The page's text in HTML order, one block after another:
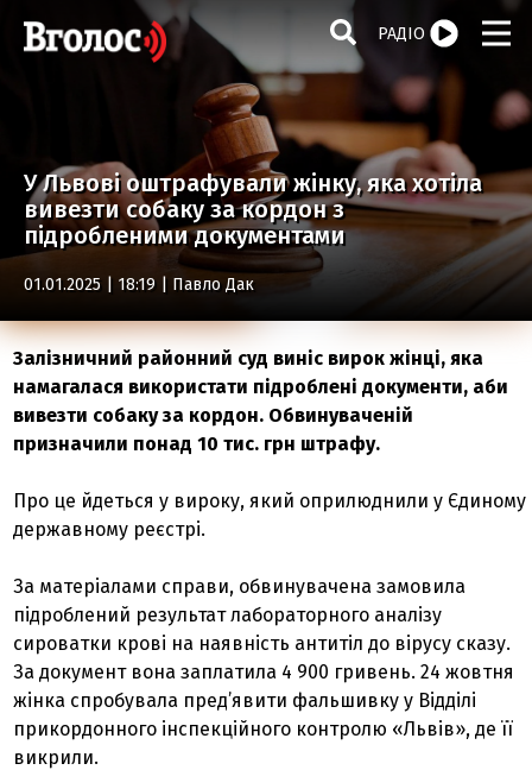
РАДІО
У Львові оштрафували жінку, яка хотіла
вивезти собаку за кордон з
підробленими документами
01.01.2025 | 18:19 | Павло Дак
Залізничний районний суд виніс вирок жінці, яка
намагалася використати підроблені документи, аби
вивезти собаку за кордон. Обвинуваченій
призначили понад 10 тис. грн штрафу.
Про це йдеться у вироку, який оприлюднили у Єдиному
державному реєстрі.
За матеріалами справи, обвинувачена замовила
підроблений результат лабораторного аналізу
сироватки крові на наявність антитіл до вірусу сказу.
За документ вона заплатила 4 900 гривень. 24 жовтня
жінка спробувала пред’явити фальшивку у Відділі
прикордонного інспекційного контролю «Львів», де її
викрили.